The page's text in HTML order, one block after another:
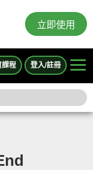
立即使用
課程 登入/註冊